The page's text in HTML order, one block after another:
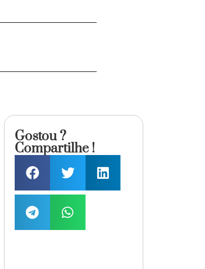
Gostou ?
Compartilhe !